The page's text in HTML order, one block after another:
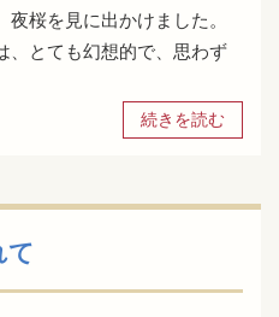
桜を見に出かけました。
、とても幻想的で、思わず
続きを読む
て